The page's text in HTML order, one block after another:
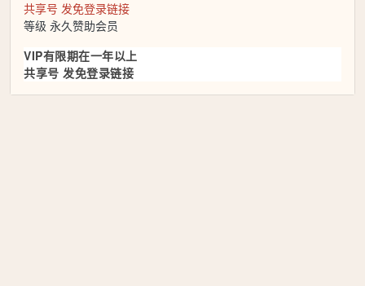
共享号 发免登录链接
等级 永久赞助会员
VIP有限期在一年以上
共享号 发免登录链接